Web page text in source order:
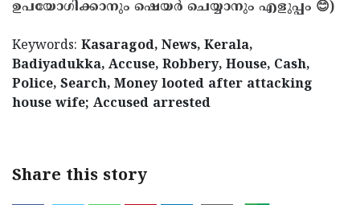
ഉപയോഗിക്കാനും ഷെയർ ചെയ്യാനും എളുപ്പം 😊)
Keywords: Kasaragod, News, Kerala,
Badiyadukka, Accuse, Robbery, House, Cash,
Police, Search, Money looted after attacking
house wife; Accused arrested
Share this story